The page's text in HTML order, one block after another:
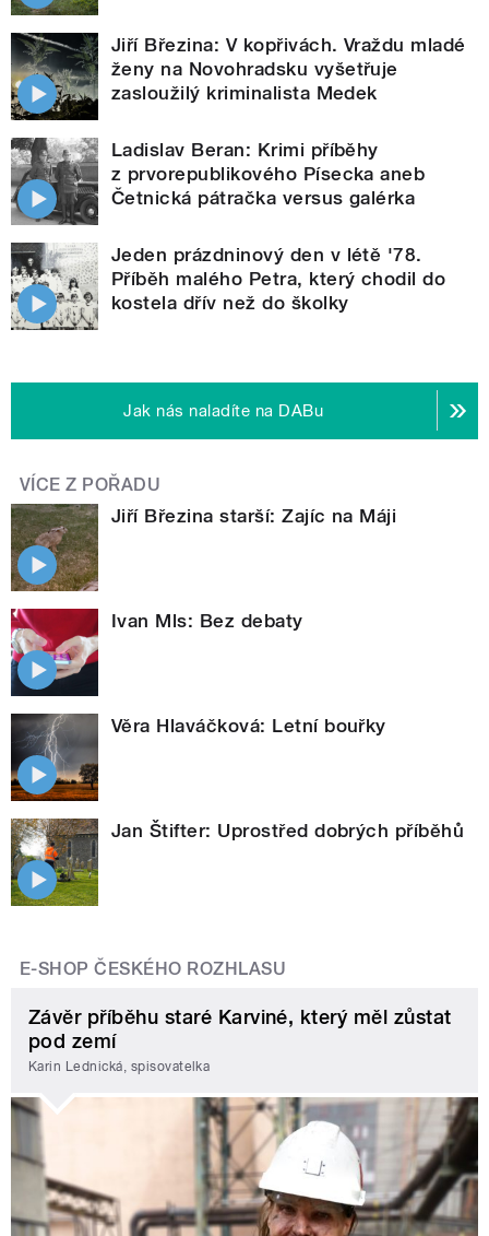
Jiří Březina: V kopřivách. Vraždu mladé
ženy na Novohradsku vyšetřuje
zasloužilý kriminalista Medek
Ladislav Beran: Krimi příběhy
z prvorepublikového Písecka aneb
Četnická pátračka versus galérka
Jeden prázdninový den v létě '78.
Příběh malého Petra, který chodil do
kostela dřív než do školky
Jak nás naladíte na DABu
VÍCE Z POŘADU
Jiří Březina starší: Zajíc na Máji
Ivan Mls: Bez debaty
Věra Hlaváčková: Letní bouřky
Jan Štifter: Uprostřed dobrých příběhů
E-SHOP ČESKÉHO ROZHLASU
Závěr příběhu staré Karviné, který měl zůstat
pod zemí
Karin Lednická, spisovatelka